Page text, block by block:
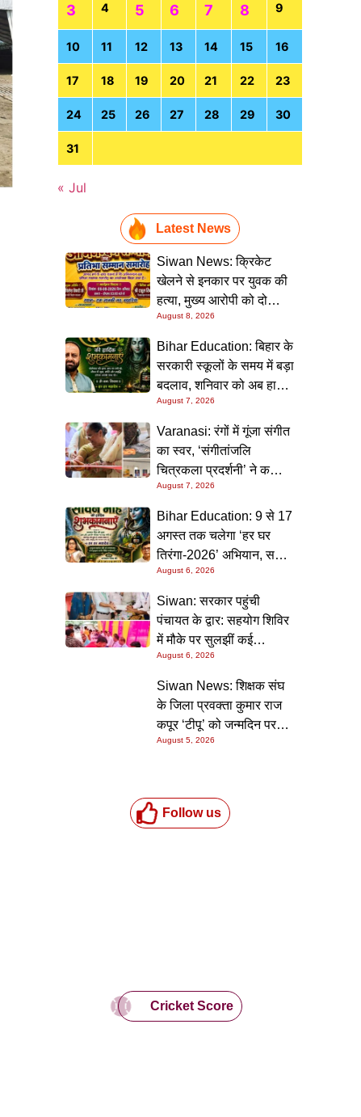
3 4 5 6 7 8 9
10 11 12 13 14 15 16
17 18 19 20 21 22 23
24 25 26 27 28 29 30
31
« Jul
Latest News
Siwan News: क्रिकेट
खेलने से इनकार पर युवक की
हत्या, मुख्य आरोपी को दो
धाराओं में उम्रकैद
August 8, 2026
Bihar Education: बिहार के
सरकारी स्कूलों के समय में बड़ा
बदलाव, शनिवार को अब हाफ
डे रहेगा विद्यालय
August 7, 2026
Varanasi: रंगों में गूंजा संगीत
का स्वर, ‘संगीतांजलि
चित्रकला प्रदर्शनी’ ने कला
प्रेमियों को किया मंत्रमुग्ध
August 7, 2026
Bihar Education: 9 से 17
अगस्त तक चलेगा ‘हर घर
तिरंगा-2026’ अभियान, सभी
स्कूलों को दिए गए विस्तृत
निर्देश
August 6, 2026
Siwan: सरकार पहुंची
पंचायत के द्वार: सहयोग शिविर
में मौके पर सुलझीं कई
समस्याएं, 30 दिन में समाधान
की गारंटी
August 6, 2026
Siwan News: शिक्षक संघ
के जिला प्रवक्ता कुमार राज
कपूर ‘टीपू’ को जन्मदिन पर
मिली शुभकामनाओं की सौगात
August 5, 2026
Follow us
Cricket Score